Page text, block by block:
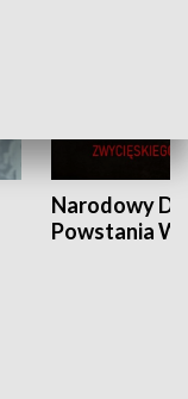
Narodowy
Powstania